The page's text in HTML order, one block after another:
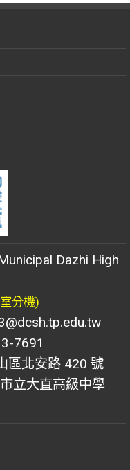
Dazhi High
分機)
7691
區北安路 420 號
立大直高級中學